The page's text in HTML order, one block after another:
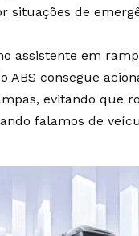
situações de
assistente em
ABS consegue
evitando que
falamos de